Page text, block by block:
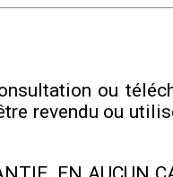
ou
revendu ou